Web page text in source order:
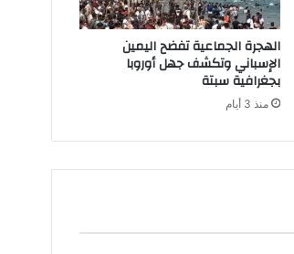
الهجرة الجماعية تفضح اليمين
الإسباني وتكشف جهل أوروبا
بجغرافية سبتة
منذ 3 أيام